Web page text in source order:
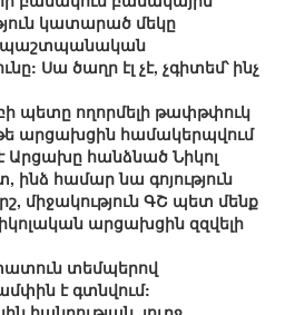
կատարած մեկը
պաշտպանական
Սա ծաղր էլ չէ, չգիտեմ՝ ինչ
պետը ողորմելի թափթփուկ
արցախցին համակերպվում
Արցախը հանձնած Նիկոլ
ինձ համար նա գոյություն
միջակություն ԳՇ պետ մենք
արցախցին զզվելի
տեմպերով
է գտնվում: